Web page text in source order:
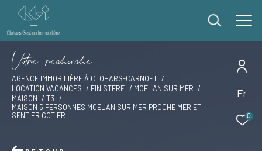
Fr
0
Vore recece
AGENCE IMMOBILIÈRE À CLOHARS-CARNOET
LOCATION VACANCES
FINISTERE
MOELAN SUR MER
MAISON
T3
MAISON 5 PERSONNES MOELAN SUR MER PROCHE MER ET
SENTIER COTIER
Effectuer une recherche
et trouver le bien qui correspond à vos critères
Type